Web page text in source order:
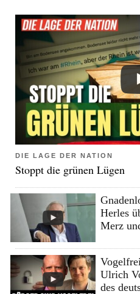
DIE LAGE DER NATION
Stoppt die grünen Lügen
Herles
Merz
Ulrich
des